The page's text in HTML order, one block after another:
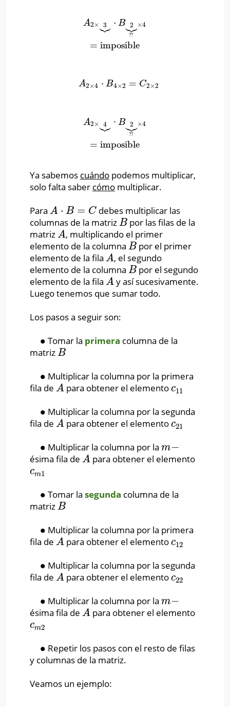
A2× 3
 
 ⋅ B 2
 

??
×4
= imposible
3⏟⋅B 2⏟ ?×4= imposible
A2×4 ⋅ B4×2 = C2×2
A2× 4⋅ B4×2= C2 ×2
A2× 4
 
 ⋅ B 2
 

??
×4
= imposible
4⏟⋅B 2⏟ ?×4= imposible
Ya sabemos cuándo podemos multiplicar,
solo falta saber cómo multiplicar.
Para A ⋅ B = C
A⋅ B =C
debes multiplicar las
columnas de la matriz B
B por las filas de la
matriz A
A , multiplicando el primer
elemento de la columna B
B por el primer
elemento de la fila A
A , el segundo
elemento de la columna B
B por el segundo
elemento de la fila A
A y así sucesivamente.
Luego tenemos que sumar todo.
Los pasos a seguir son:
∙
∙ Tomar la primera columna de la
matriz B
B
∙
∙ Multiplicar la columna por la primera
fila de A
A para obtener el elementoc11
c11
∙
∙ Multiplicar la columna por la segunda
fila de A
A para obtener el elementoc21
c21
∙
∙ Multiplicar la columna por lam−
m−
ésima fila de A
A para obtener el elemento
cm1
cm1
∙
∙ Tomar lasegunda columna de la
matriz B
B
∙
∙ Multiplicar la columna por la primera
fila de A
A para obtener el elementoc12
c12
∙
∙ Multiplicar la columna por la segunda
fila de A
A para obtener el elementoc22
c22
∙
∙ Multiplicar la columna por lam−
m−
ésima fila de A
A para obtener el elemento
cm2
cm2
∙
∙ Repetir los pasos con el resto de filas
y columnas de la matriz.
Veamos un ejemplo: